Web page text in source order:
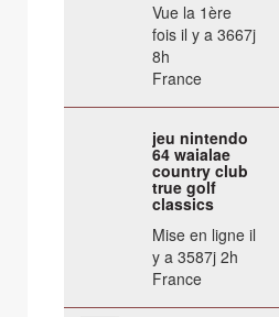
Vue la 1ère
fois il y a 3667j
8h
France
jeu nintendo
64 waialae
country club
true golf
classics
Mise en ligne il
y a 3587j 2h
France